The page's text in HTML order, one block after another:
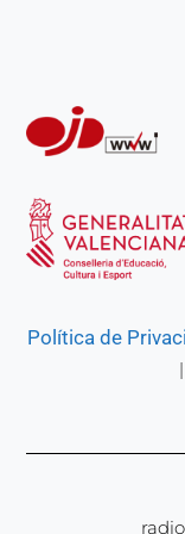
Política de
|